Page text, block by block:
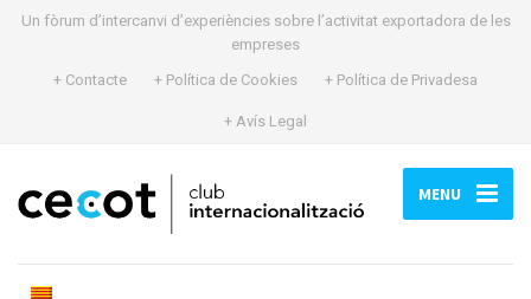
Un fòrum d’intercanvi d’experiències sobre l’activitat exportadora de les
empreses
+ Contacte
+ Política de Cookies + Política de Privadesa
+ Avís Legal
MENU